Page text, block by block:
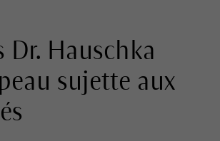
Dr. Hauschka
sujette aux